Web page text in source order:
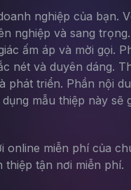
nghiệp của bạn.
nghiệp và sang
ấm áp và mời gọi.
nét và duyên dáng.
phát triển. Phần nội
mẫu thiệp này sẽ
miễn phí của
tận nơi miễn phí.